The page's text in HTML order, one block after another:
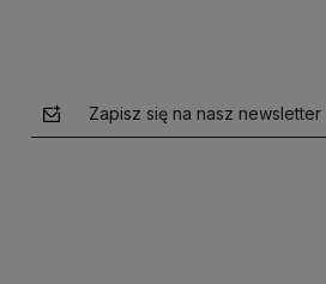
Zapisz się na nasz newsletter